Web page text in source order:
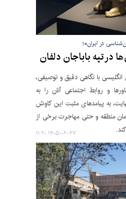
در ایران»؛
در ت‍پ‍ه‌ ب‍‍اب‍‍اج‍‍ان‌ دلفان
با نگاهی دقیق و توصیفی،
و روابط اجتماعی آنان را به
به پیامدهای مثبت این کاوش
منطقه و حتی مهاجرت برخی از
۱۴۰۵-۰۲-۲۷ ۱۱:۲۰